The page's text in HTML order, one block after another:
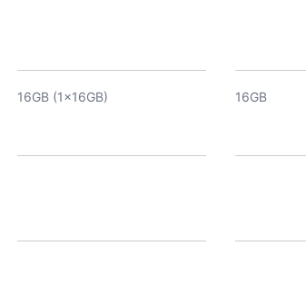
16GB (1x16GB) 16GB